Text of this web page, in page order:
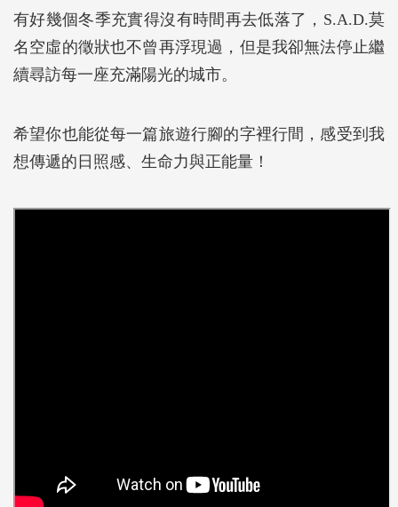
有好幾個冬季充實得沒有時間再去低落了，S.A.D.莫
名空虛的徵狀也不曾再浮現過，但是我卻無法停止繼
續尋訪每一座充滿陽光的城市。
希望你也能從每一篇旅遊行腳的字裡行間，感受到我
想傳遞的日照感、生命力與正能量！